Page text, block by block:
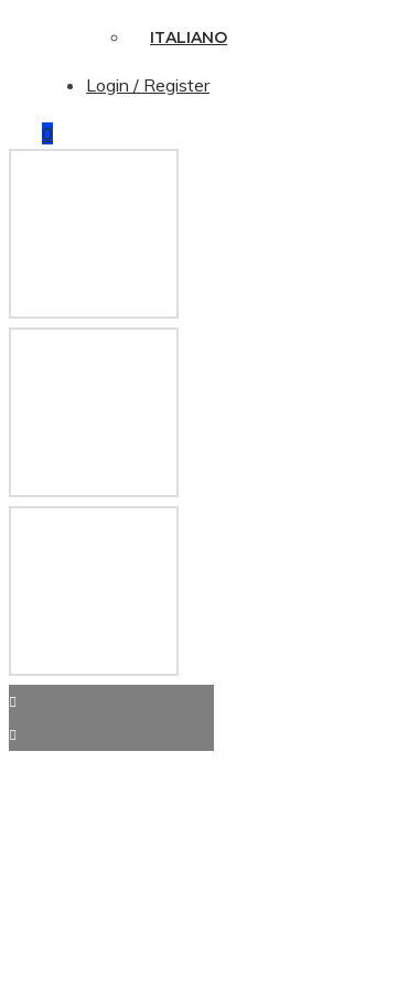
ITALIANO
Login / Register
0